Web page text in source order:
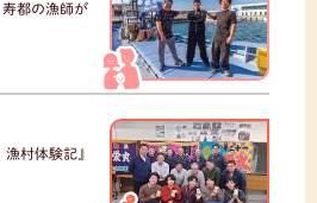
都の漁師が
村体験記』